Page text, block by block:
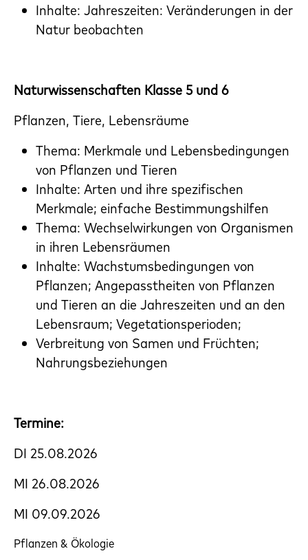
Inhalte: Jahreszeiten: Veränderungen in der
Natur beobachten
Naturwissenschaften Klasse 5 und 6
Pflanzen, Tiere, Lebensräume
Thema: Merkmale und Lebensbedingungen
von Pflanzen und Tieren
Inhalte: Arten und ihre spezifischen
Merkmale; einfache Bestimmungshilfen
Thema: Wechselwirkungen von Organismen
in ihren Lebensräumen
Inhalte: Wachstumsbedingungen von
Pflanzen; Angepasstheiten von Pflanzen
und Tieren an die Jahreszeiten und an den
Lebensraum; Vegetationsperioden;
Verbreitung von Samen und Früchten;
Nahrungsbeziehungen
Termine:
DI 25.08.2026
MI 26.08.2026
MI 09.09.2026
Pflanzen & Ökologie